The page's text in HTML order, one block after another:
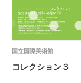
国立国際美術館
コレクション３